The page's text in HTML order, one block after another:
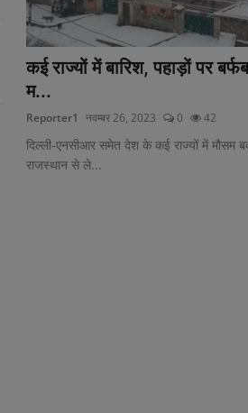
कई राज्यों में बारिश, पहाड़ों पर
म...
Reporter1 नवम्बर 26, 2023 0 42
दिल्ली-एनसीआर समेत देश के कई राज्यों में मौसम
राजस्थान से ले...